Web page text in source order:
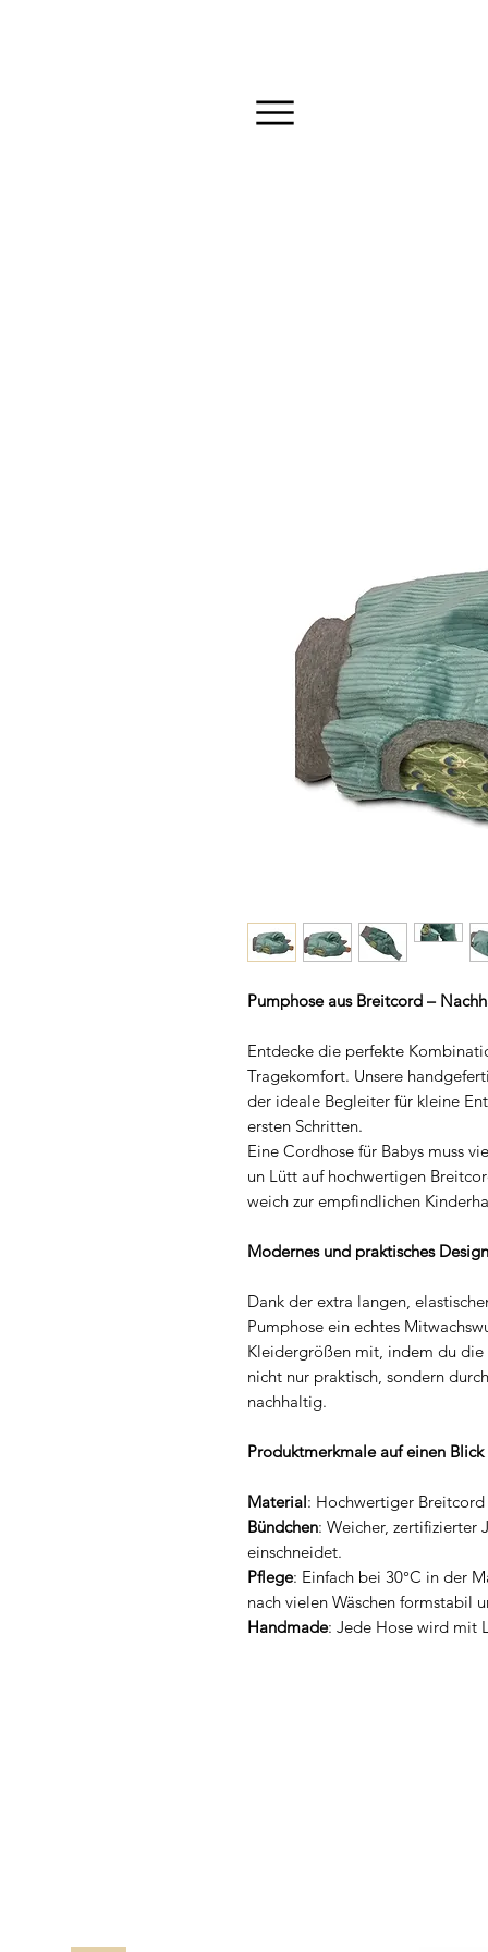
Pumphose aus Breitcord –
Entdecke die perfekte
Tragekomfort. Unsere
der ideale Begleiter für kleine
ersten Schritten.
Eine Cordhose für Babys muss
un Lütt auf hochwertigen
weich zur empfindlichen
Modernes und praktisches Design
Dank der extra langen,
Pumphose ein echtes
Kleidergrößen mit, indem du die
nicht nur praktisch, sondern
nachhaltig.
Produktmerkmale auf einen Blick
Material: Hochwertiger
Bündchen: Weicher, zertifizierter
einschneidet.
Pflege: Einfach bei 30°C in der
nach vielen Wäschen formstabil
Handmade: Jede Hose wird mit